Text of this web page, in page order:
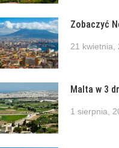
Zobaczyć
21 kwietnia,
Malta w 3
1 sierpnia,